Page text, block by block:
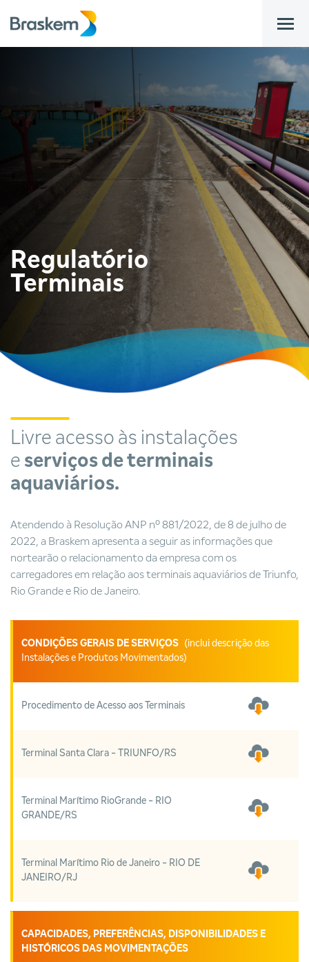
bar
Regulatório
Terminais
Livre acesso às instalações
e serviços de terminais
aquaviários.
Atendendo à Resolução ANP nº 881/2022, de 8 de julho de
2022, a Braskem apresenta a seguir as informações que
nortearão o relacionamento da empresa com os
carregadores em relação aos terminais aquaviários de Triunfo,
Rio Grande e Rio de Janeiro.
CONDIÇÕES GERAIS DE SERVIÇOS
(inclui descrição das
Instalações e Produtos Movimentados)
Procedimento de Acesso aos Terminais
Terminal Santa Clara - TRIUNFO/RS
Terminal Marítimo RioGrande - RIO
GRANDE/RS
Terminal Marítimo Rio de Janeiro - RIO DE
JANEIRO/RJ
CAPACIDADES, PREFERÊNCIAS, DISPONIBILIDADES E
HISTÓRICOS DAS MOVIMENTAÇÕES